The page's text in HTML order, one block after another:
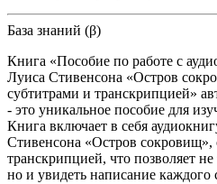
База знаний (β)
Книга «Пособие по работе с
Луиса Стивенсона «Остров
субтитрами и транскрипцией»
- это уникальное пособие для
Книга включает в себя
Стивенсона «Остров
транскрипцией, что позволяет
но и увидеть написание каждого